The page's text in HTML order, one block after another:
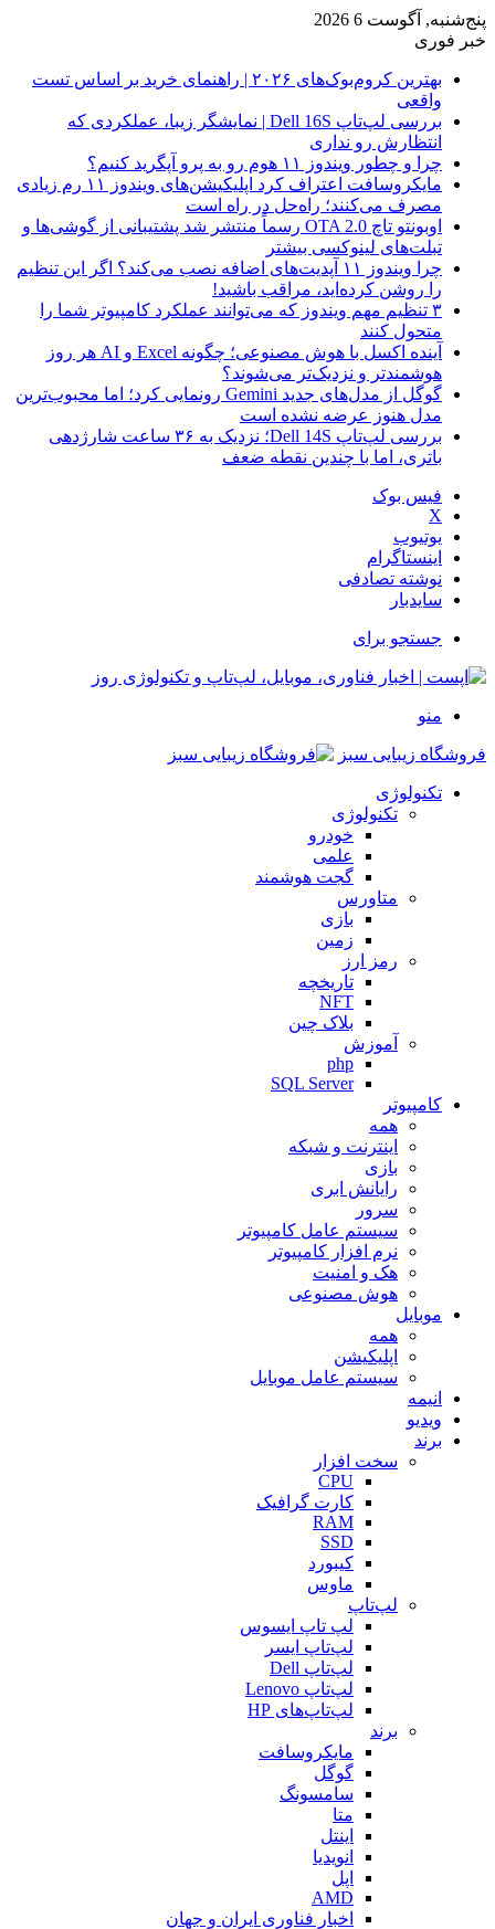
پنج‌شنبه, آگوست 6 2026
خبر فوری
بهترین کروم‌بوک‌های ۲۰۲۶ | راهنمای خرید بر اساس تست
واقعی
بررسی لپ‌تاپ Dell 16S | نمایشگر زیبا، عملکردی که
انتظارش رو نداری
چرا و چطور ویندوز ۱۱ هوم رو به پرو آپگرید کنیم؟
مایکروسافت اعتراف کرد اپلیکیشن‌های ویندوز ۱۱ رم زیادی
مصرف می‌کنند؛ راه‌حل در راه است
اوبونتو تاچ OTA 2.0 رسماً منتشر شد پشتیبانی از گوشی‌ها و
تبلت‌های لینوکسی بیشتر
چرا ویندوز ۱۱ آپدیت‌های اضافه نصب می‌کند؟ اگر این تنظیم
را روشن کرده‌اید، مراقب باشید!
۳ تنظیم مهم ویندوز که می‌توانند عملکرد کامپیوتر شما را
متحول کنند
آینده اکسل با هوش مصنوعی؛ چگونه Excel و AI هر روز
هوشمندتر و نزدیک‌تر می‌شوند؟
گوگل از مدل‌های جدید Gemini رونمایی کرد؛ اما محبوب‌ترین
مدل هنوز عرضه نشده است
بررسی لپ‌تاپ Dell 14S؛ نزدیک به ۳۶ ساعت شارژدهی
باتری، اما با چندین نقطه ضعف
فیس بوک
X
یوتیوب
اینستاگرام
نوشته تصادفی
سایدبار
جستجو برای
منو
فروشگاه زیبایی سبز
تکنولوژی
تکنولوژی
خودرو
علمی
گجت هوشمند
متاورس
بازی
زمین
رمز ارز
تاریخچه
NFT
بلاک چین
آموزش
php
SQL Server
کامپیوتر
همه
اینترنت و شبکه
بازی
رایانش ابری
سرور
سیستم عامل کامپیوتر
نرم افزار کامپیوتر
هک و امنیت
هوش مصنوعی
موبایل
همه
اپلیکیشن
سیستم عامل موبایل
انیمه
ویدیو
برند
سخت افزار
CPU
کارت گرافیک
RAM
SSD
کیبورد
ماوس
لپ‌تاپ
لپ تاپ ایسوس
لپ‌تاپ ایسر
لپ‌تاپ Dell
لپ‌تاپ Lenovo
لپ‌تاپ‌های HP
برند
مایکروسافت
گوگل
سامسونگ
متا
اینتل
انویدیا
اپل
AMD
اخبار فناوری ایران و جهان